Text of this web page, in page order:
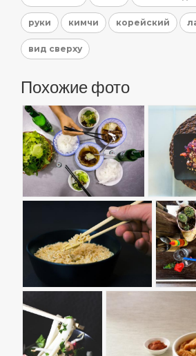
руки кимчи корейский
вид сверху
Похожие фото